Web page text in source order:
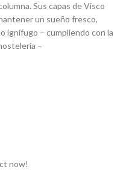
Sus capas de Visco
un sueño fresco,
ignífugo – cumpliendo con la
–
now!